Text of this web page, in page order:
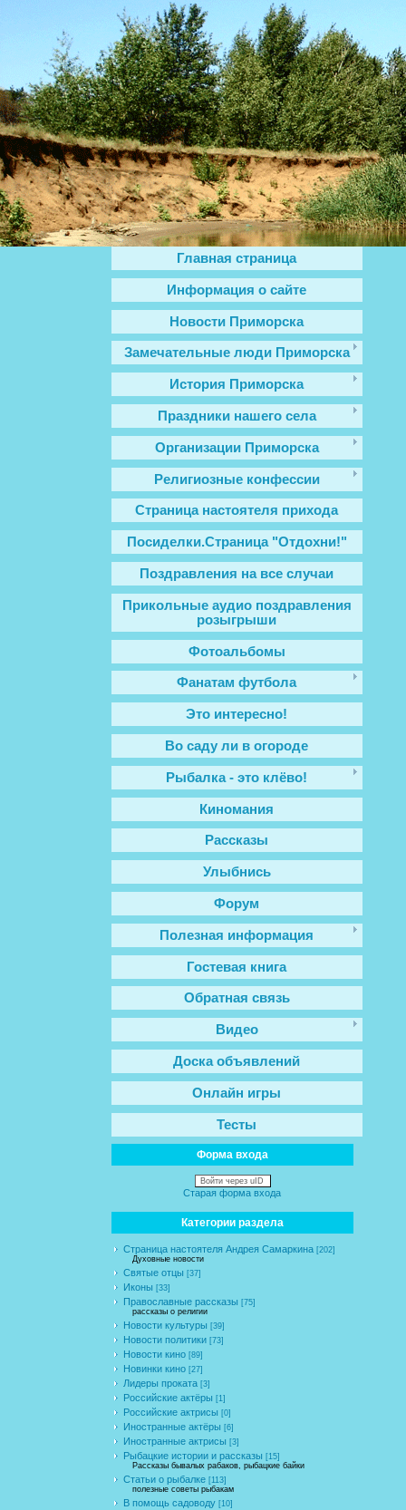
Главная страница
Информация о сайте
Новости Приморска
Замечательные люди Приморска
История Приморска
Праздники нашего села
Организации Приморска
Религиозные конфессии
Cтраница настоятеля прихода
Посиделки.Страница "Отдохни!"
Поздравления на все случаи
Прикольные аудио поздравления
розыгрыши
Фотоальбомы
Фанатам футбола
Это интересно!
Во саду ли в огороде
Рыбалка - это клёво!
Киномания
Рассказы
Улыбнись
Форум
Полезная информация
Гостевая книга
Обратная связь
Видео
Доска объявлений
Онлайн игры
Тесты
Форма входа
Войти через uID
Старая форма входа
Категории раздела
Страница настоятеля Андрея Самаркина [202]
Духовные новости
Святые отцы [37]
Иконы [33]
Православные рассказы [75]
рассказы о религии
Новости культуры [39]
Новости политики [73]
Новости кино [89]
Новинки кино [27]
Лидеры проката [3]
Российские актёры [1]
Российские актрисы [0]
Иностранные актёры [6]
Иностранные актрисы [3]
Рыбацкие истории и рассказы [15]
Рассказы бывалых рабаков, рыбацкие байки
Статьи о рыбалке [113]
полезные советы рыбакам
В помощь садоводу [10]